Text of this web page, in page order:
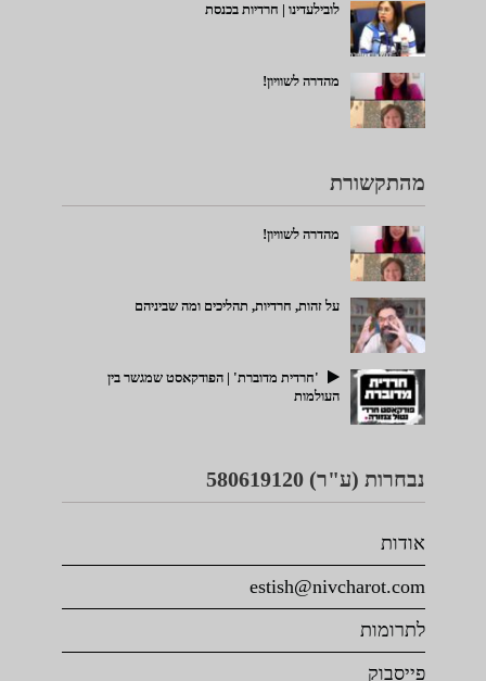
לובילעדינו | חרדיות בכנסת
מהדרה לשוויון!
מהתקשורת
מהדרה לשוויון!
על זהות, חרדיות, תהליכים ומה שביניהם
'חרדית מדוברת' | הפודקאסט שמגשר בין
העולמות
נבחרות (ע"ר) 580619120
אודות
estish@nivcharot.com
לתרומות
פייסבוק